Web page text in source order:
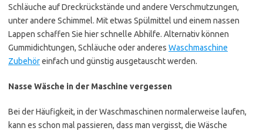
Schläuche auf Dreckrückstände und andere Verschmutzungen,
unter andere Schimmel. Mit etwas Spülmittel und einem nassen
Lappen schaffen Sie hier schnelle Abhilfe. Alternativ können
Gummidichtungen, Schläuche oder anderes Waschmaschine
Zubehöreinfach und günstig ausgetauscht werden.
Nasse Wäsche in der Maschine vergessen
Bei der Häufigkeit, in der Waschmaschinen normalerweise laufen,
kann es schon mal passieren, dass man vergisst, die Wäsche